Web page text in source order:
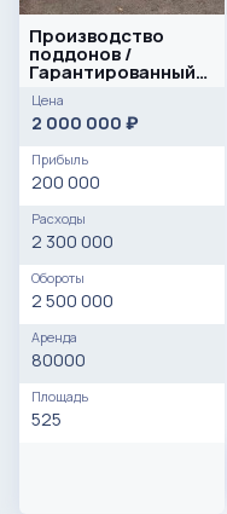
Производство
поддонов /
Гарантированный
сбыт
Цена
2 000 000 ₽
Прибыль
200 000
Расходы
2 300 000
Обороты
2 500 000
Аренда
80000
Площадь
525